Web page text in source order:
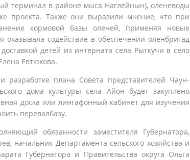
терминал в районе мыса Наглёйнын), оленеводы
проекта. Также они выразили мнение, что при
кормовой базы оленей, применяя новые
содействие в обеспечении оленбригад
детей из интерната села Рыткучи в село
Евтюхова.
плана Совета представителей Чаун-
дома культуры села Айон будет закуплено
доска или лингафонный кабинет для изучения
перевалбазу.
обязанности заместителя Губернатора,
начальник Департамента сельского хозяйства и
Губернатора и Правительства округа Ольга